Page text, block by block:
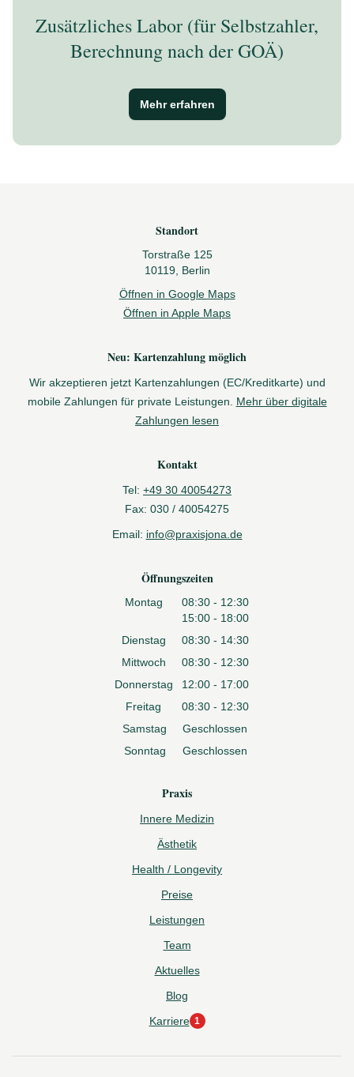
Zusätzliches Labor (für Selbstzahler,
Berechnung nach der GOÄ)
Mehr erfahren
Standort
Torstraße 125
10119, Berlin
Öffnen in Google Maps
Öffnen in Apple Maps
Neu: Kartenzahlung möglich
Wir akzeptieren jetzt Kartenzahlungen (EC/Kreditkarte) und
mobile Zahlungen für private Leistungen.
Mehr über digitale
Zahlungen lesen
Kontakt
Tel: +49 30 40054273
Fax: 030 / 40054275
Email: info@praxisjona.de
Öffnungszeiten
Montag
08:30 - 12:30
15:00 - 18:00
Dienstag
08:30 - 14:30
Mittwoch
08:30 - 12:30
Donnerstag
12:00 - 17:00
Freitag
08:30 - 12:30
Samstag
Geschlossen
Sonntag
Geschlossen
Praxis
Innere Medizin
Ästhetik
Health / Longevity
Preise
Leistungen
Team
Aktuelles
Blog
Karriere 1
1 neue Stelle